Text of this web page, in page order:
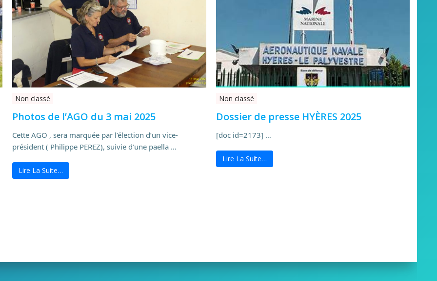
Non classé
Photos de l’AGO du 3 mai 2025
Cette AGO , sera marquée par l’élection d’un vice-
président ( Philippe PEREZ), suivie d’une paella …
Lire La Suite…
Non classé
Dossier de presse HYÈRES 2025
[doc id=2173] …
Lire La Suite…